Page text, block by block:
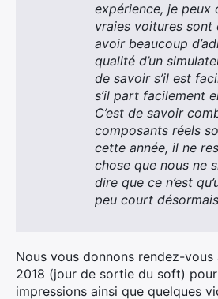
expérience, je peux
vraies voitures sont
avoir beaucoup
qualité d’un
de savoir s’il est
s’il part facilement
C’est de savoir
composants réels
cette année, il ne
chose que nous ne
dire que ce n’est
peu court
Nous vous donnons rendez-
2018 (jour de sortie du soft)
impressions ainsi que quelques